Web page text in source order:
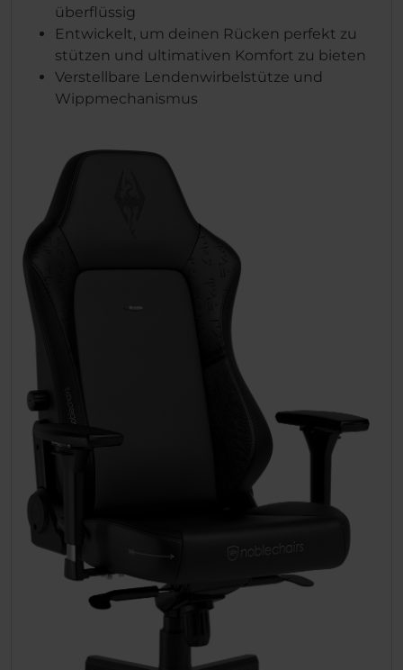
überflüssig
Entwickelt, um deinen Rücken perfekt zu
stützen und ultimativen Komfort zu bieten
Verstellbare Lendenwirbelstütze und
Wippmechanismus